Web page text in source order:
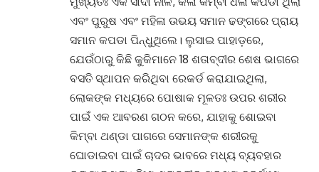
ଏବଂ ପୁରୁଷ ଏବଂ ମହିଳା ଉଭୟ ସମାନ ଢଙ୍ଗରେ ପ୍ରାୟ
ସମାନ କପଡା ପିନ୍ଧୁଥିଲେ। ଲୁସାଇ ପାହାଡ଼ରେ,
ଯେଉଁଠାରୁ କିଛି କୁକିମାନେ 18 ଶତାବ୍ଦୀର ଶେଷ ଭାଗରେ
ବସତି ସ୍ଥାପନ କରିଥିବା ରେକର୍ଡ କରାଯାଇଥିଲା,
ଲୋକଙ୍କ ମଧ୍ୟରେ ପୋଷାକ ମୂଳତଃ ଉପର ଶରୀର
ପାଇଁ ଏକ ଆବରଣ ଗଠନ କରେ, ଯାହାକୁ ଶୋଇବା
କିମ୍ବା ଥଣ୍ଡା ପାଗରେ ସେମାନଙ୍କ ଶରୀରକୁ
ଘୋଡାଇବା ପାଇଁ ଚାଦର ଭାବରେ ମଧ୍ୟ ବ୍ୟବହାର